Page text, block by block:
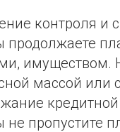
контроля и
продолжаете
имуществом.
массой или
не пропустите